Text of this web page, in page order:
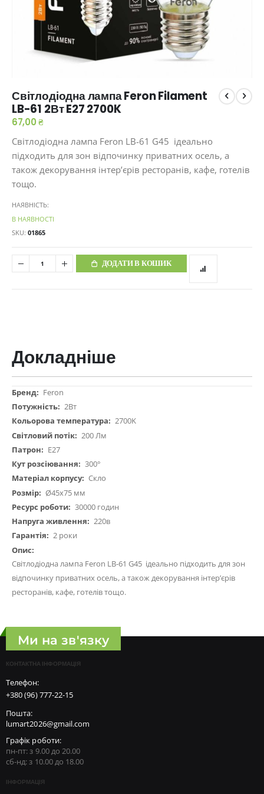
до
початку
галереї
Світлодіодна лампа Feron Filament
LB-61 2Вт E27 2700K
67,00 ₴
Світлодіодна лампа Feron LB-61 G45 ідеально
підходить для зон відпочинку приватних осель, а
також декорування інтер’єрів ресторанів, кафе, готелів
тощо.
НАЯВНІСТЬ:
В НАЯВНОСТІ
SKU 01865
ДОДАТИ В КОШИК
Докладніше
Докладніше
Feron
2Вт
2700K
200 Лм
Е27
300°
Скло
Ø45х75 мм
30000 годин
220в
2 роки
Світлодіодна лампа Feron LB-61 G45 ідеально підходить для зон
відпочинку приватних осель, а також декорування інтер’єрів
ресторанів, кафе, готелів тощо.
Ми на зв'язку
КОНТАКТНА ІНФОРМАЦІЯ
Телефон:
+380 (96) 777-22-15
Пошта:
lumart2026@gmail.com
Графік роботи:
пн-пт: з 9.00 до 20.00
сб-нд: з 10.00 до 18.00
ІНФОРМАЦІЯ